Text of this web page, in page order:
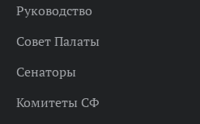
Руководство
Совет Палаты
Сенаторы
Комитеты СФ